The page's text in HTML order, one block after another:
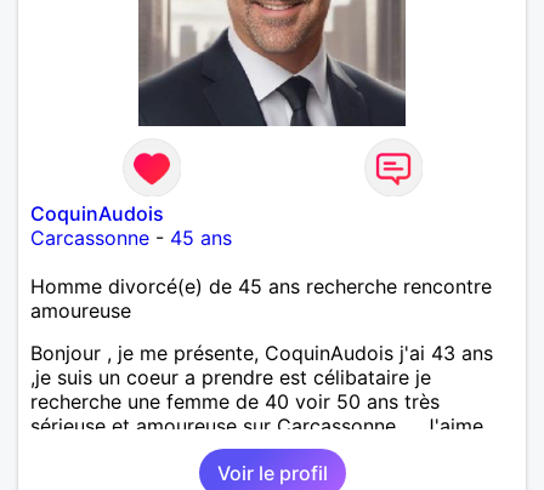
CoquinAudois
Carcassonne - 45 ans
Homme divorcé(e) de 45 ans recherche rencontre
amoureuse
Bonjour , je me présente, CoquinAudois j'ai 43 ans
,je suis un coeur a prendre est célibataire je
recherche une femme de 40 voir 50 ans très
sérieuse et amoureuse sur Carcassonne , . J'aime
les balades et sorties en amoureux . Je suis souvent
connecté le soir a partir de 21h.
Voir le profil